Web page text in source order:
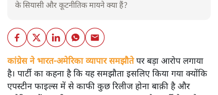
के सियासी और कूटनीतिक मायने क्या हैं?
कांग्रेस ने भारत-अमेरिका व्यापार समझौतेपर बड़ा आरोप लगाया
है। पार्टी का कहना है कि यह समझौता इसलिए किया गया क्योंकि
एपस्टीन फाइल्स में से काफी कुछ रिलीज होना बाक़ी है और